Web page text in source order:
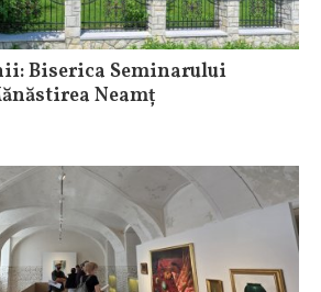
Biserica Seminarului
Neamț